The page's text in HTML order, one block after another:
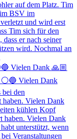
Vielen Dank 🙏🏼